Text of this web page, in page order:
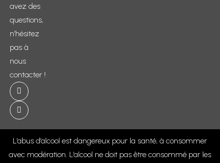
avez des
questions,
n’hésitez
pas à
nous
contacter !
L’abus d’alcool est dangereux pour la santé, à consommer
avec modération. L’alcool ne doit pas être consommé par les